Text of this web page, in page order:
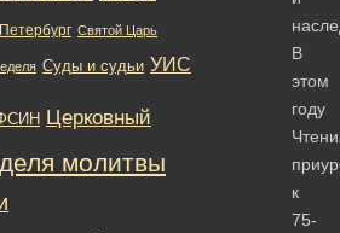
В
этом
году
к
75-
Святой Царь
Суды и судьи УИС
Церковный
молитвы